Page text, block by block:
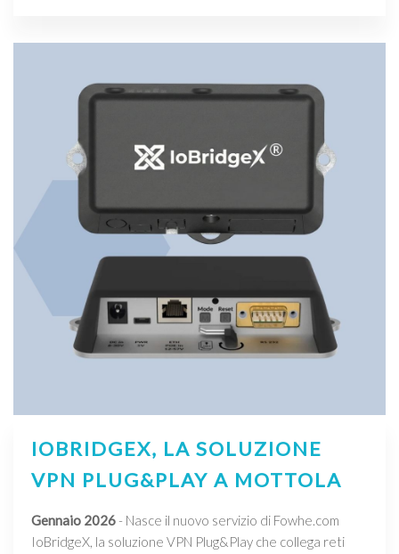
IOBRIDGEX, LA SOLUZIONE
VPN PLUG&PLAY A MOTTOLA
Gennaio 2026- Nasce il nuovo servizio di Fowhe.com
IoBridgeX, la soluzione VPN Plug&Play che collega reti